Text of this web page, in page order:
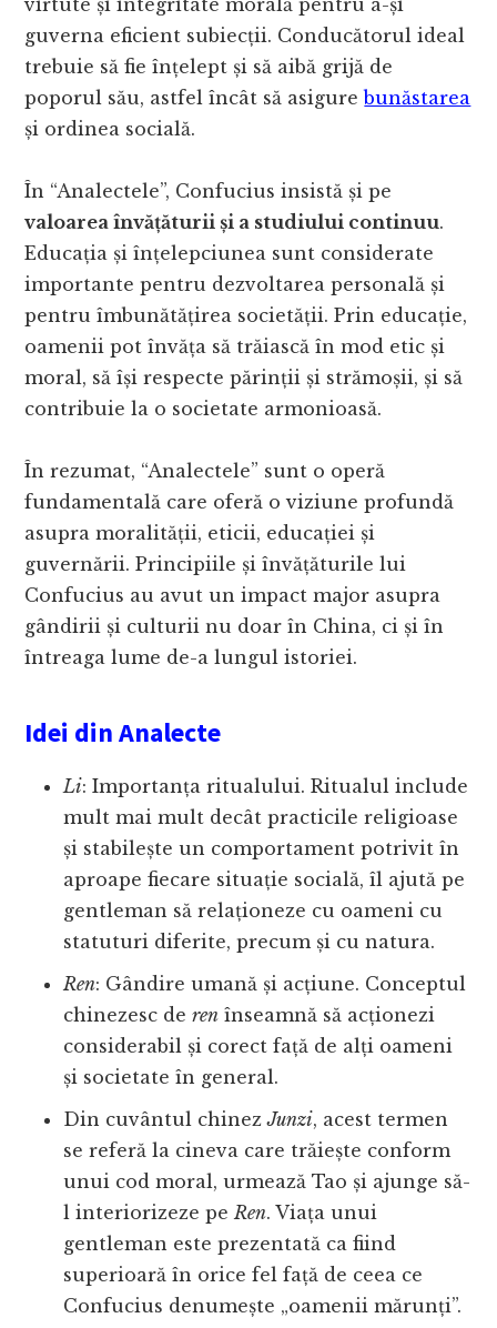
virtute și integritate morală pentru a-și
guverna eficient subiecții. Conducătorul ideal
trebuie să fie înțelept și să aibă grijă de
poporul său, astfel încât să asigurebunăstarea
și ordinea socială.
În “Analectele”, Confucius insistă și pe
valoarea învățăturii și a studiului continuu.
Educația și înțelepciunea sunt considerate
importante pentru dezvoltarea personală și
pentru îmbunătățirea societății. Prin educație,
oamenii pot învăța să trăiască în mod etic și
moral, să își respecte părinții și strămoșii, și să
contribuie la o societate armonioasă.
În rezumat, “Analectele” sunt o operă
fundamentală care oferă o viziune profundă
asupra moralității, eticii, educației și
guvernării. Principiile și învățăturile lui
Confucius au avut un impact major asupra
gândirii și culturii nu doar în China, ci și în
întreaga lume de-a lungul istoriei.
Idei din Analecte
Li: Importanța ritualului. Ritualul include
mult mai mult decât practicile religioase
și stabilește un comportament potrivit în
aproape fiecare situație socială, îl ajută pe
gentleman să relaționeze cu oameni cu
statuturi diferite, precum și cu natura.
Ren: Gândire umană și acțiune. Conceptul
chinezesc deren înseamnă să acționezi
considerabil și corect față de alți oameni
și societate în general.
Din cuvântul chinezJunzi, acest termen
se referă la cineva care trăiește conform
unui cod moral, urmează Tao și ajunge să-
l interiorizeze peRen. Viața unui
gentleman este prezentată ca fiind
superioară în orice fel față de ceea ce
Confucius denumește „oamenii mărunți”.